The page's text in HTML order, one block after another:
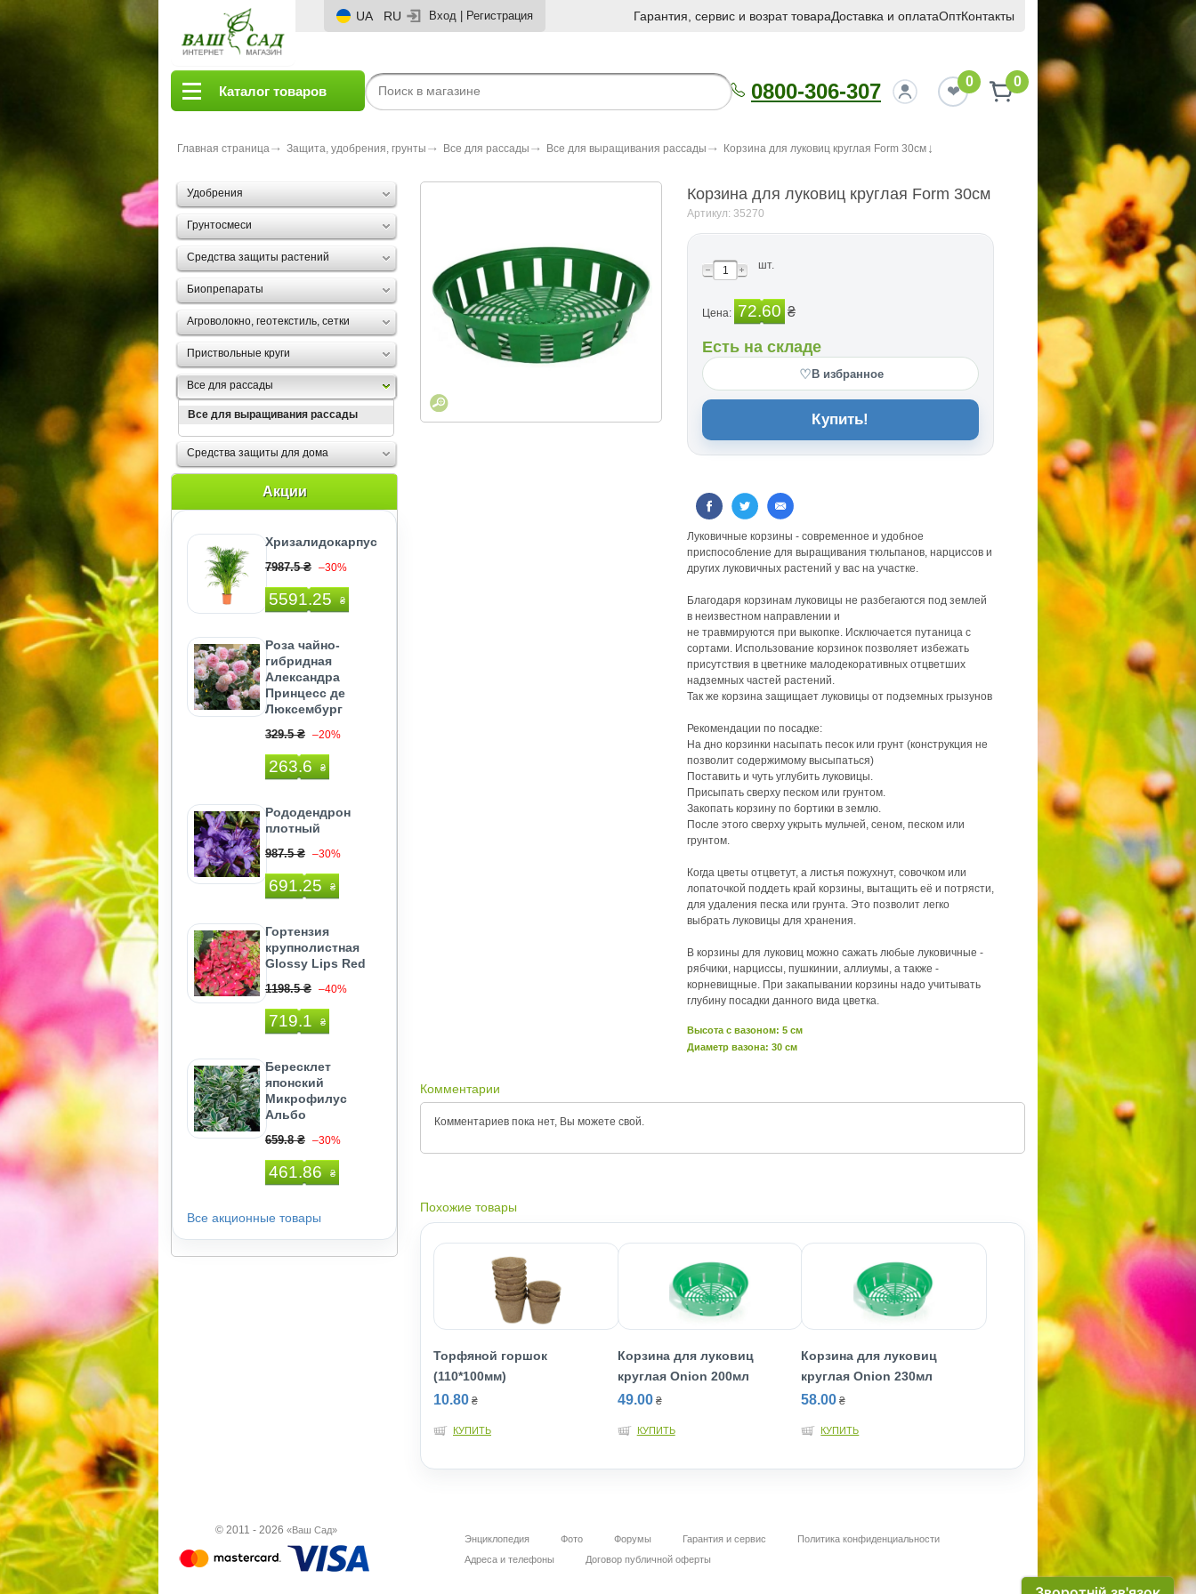
UA RU Вход Регистрация Гарантия, сервис и возрат товараДоставка и оплатаОптКонтакты
Каталог товаров 0800-306-307 0 0
Главная страница Защита, удобрения, грунты Все для рассады Все для выращивания рассады Корзина для луковиц круглая Form 30см
Удобрения
Грунтосмеси
Средства защиты растений
Биопрепараты
Агроволокно, геотекстиль, сетки
Приствольные круги
Все для рассады
Все для выращивания рассады
Средства защиты для дома
Акции
Хризалидокарпус
7987.5 ₴ –30%
5591.25 ₴
Роза чайно-
гибридная
Александра
Принцесс де
Люксембург
329.5 ₴ –20%
263.6 ₴
Рододендрон
плотный
987.5 ₴ –30%
691.25 ₴
Гортензия
крупнолистная
Glossy Lips Red
1198.5 ₴ –40%
719.1 ₴
Бересклет
японский
Микрофилуc
Альбо
659.8 ₴ –30%
461.86 ₴
Все акционные товары
Корзина для луковиц круглая Form 30см
Артикул: 35270
шт.
Цена: 72.60 ₴
Есть на складе
♡В избранное
Купить!
Луковичные корзины - современное и удобное
приспособление для выращивания тюльпанов, нарциссов и
других луковичных растений у вас на участке.
Благодаря корзинам луковицы не разбегаются под землей
в неизвестном направлении и
не травмируются при выкопке. Исключается путаница с
сортами. Использование корзинок позволяет избежать
присутствия в цветнике малодекоративных отцветших
надземных частей растений.
Так же корзина защищает луковицы от подземных грызунов
Рекомендации по посадке:
На дно корзинки насыпать песок или грунт (конструкция не
позволит содержимому высыпаться)
Поставить и чуть углубить луковицы.
Присыпать сверху песком или грунтом.
Закопать корзину по бортики в землю.
После этого сверху укрыть мульчей, сеном, песком или
грунтом.
Когда цветы отцветут, а листья пожухнут, совочком или
лопаточкой поддеть край корзины, вытащить её и потрясти,
для удаления песка или грунта. Это позволит легко
выбрать луковицы для хранения.
В корзины для луковиц можно сажать любые луковичные -
рябчики, нарциссы, пушкинии, аллиумы, а также -
корневищные. При закапывании корзины надо учитывать
глубину посадки данного вида цветка.
Высота c вазоном: 5 см
Диаметр вазона: 30 см
Комментарии
Комментариев пока нет, Вы можете свой.
Похожие товары
Торфяной горшок
(110*100мм)
10.80 ₴
КУПИТЬ
Корзина для луковиц
круглая Onion 200мл
49.00 ₴
КУПИТЬ
Корзина для луковиц
круглая Onion 230мл
58.00 ₴
КУПИТЬ
© 2011 - 2026 «Ваш Сад»
Энциклопедия
Фото Форумы Гарантия и сервис
Политика конфиденциальности
Адреса и телефоны
Договор публичной оферты